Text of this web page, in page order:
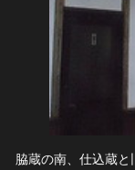
脇蔵の南、仕込蔵